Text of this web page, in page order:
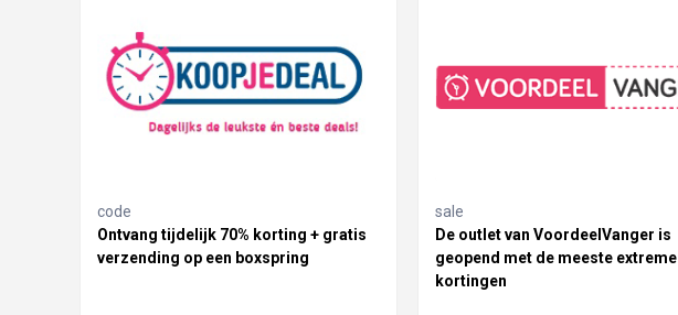
code
Ontvang tijdelijk 70% korting + gratis
verzending op een boxspring
sale
De outlet van VoordeelVanger is
geopend met de meeste extreme
kortingen